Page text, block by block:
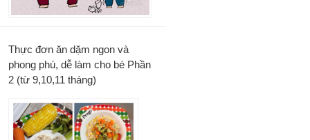
Thực đơn ăn dặm ngon và
phong phú, dễ làm cho bé Phần
2 (từ 9,10,11 tháng)